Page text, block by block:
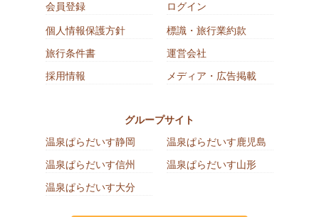
会員登録
ログイン
個人情報保護方針
標識・旅行業約款
旅行条件書
運営会社
採用情報
メディア・広告掲載
グループサイト
温泉ぱらだいす静岡
温泉ぱらだいす鹿児島
温泉ぱらだいす信州
温泉ぱらだいす山形
温泉ぱらだいす大分